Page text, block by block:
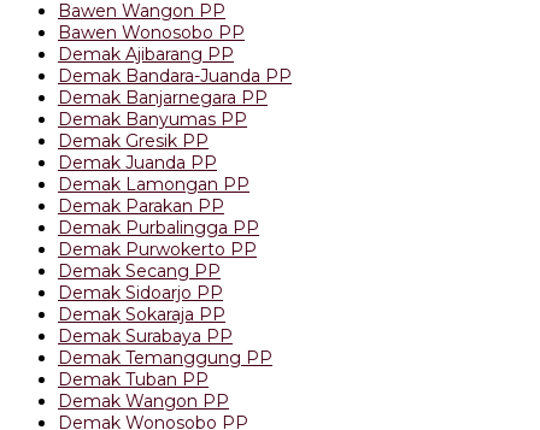
Bawen Wangon PP
Bawen Wonosobo PP
Demak Ajibarang PP
Demak Bandara-Juanda PP
Demak Banjarnegara PP
Demak Banyumas PP
Demak Gresik PP
Demak Juanda PP
Demak Lamongan PP
Demak Parakan PP
Demak Purbalingga PP
Demak Purwokerto PP
Demak Secang PP
Demak Sidoarjo PP
Demak Sokaraja PP
Demak Surabaya PP
Demak Temanggung PP
Demak Tuban PP
Demak Wangon PP
Demak Wonosobo PP